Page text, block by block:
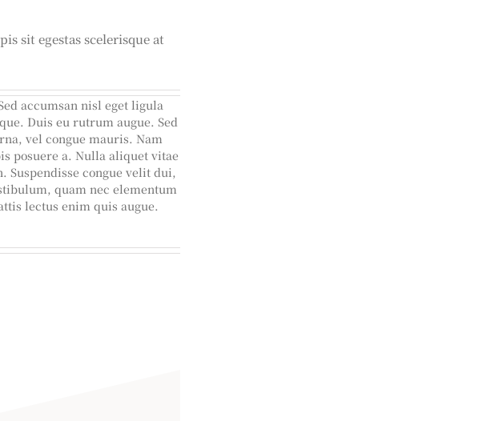
sit egestas scelerisque at
accumsan nisl eget ligula
Duis eu rutrum augue. Sed
vel congue mauris. Nam
posuere a. Nulla aliquet vitae
Suspendisse congue velit dui,
quam nec elementum
lectus enim quis augue.